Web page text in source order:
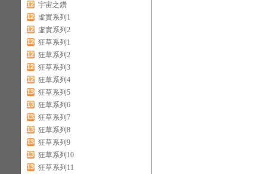
123 宇宙之鑽
124 虛實系列1
125 虛實系列2
126 狂草系列1
127 狂草系列2
128 狂草系列3
129 狂草系列4
130 狂草系列5
131 狂草系列6
132 狂草系列7
133 狂草系列8
134 狂草系列9
135 狂草系列10
136 狂草系列11